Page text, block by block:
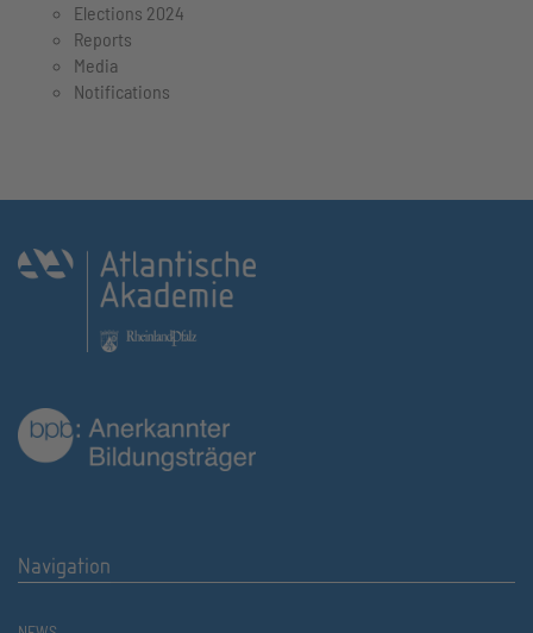
Elections 2024
Reports
Media
Notifications
Navigation